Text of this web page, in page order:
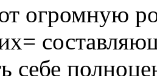
огромную
себе